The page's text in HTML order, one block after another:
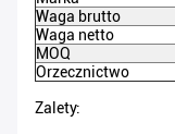
Waga brutto
Waga netto
MOQ
Orzecznictwo
Zalety: